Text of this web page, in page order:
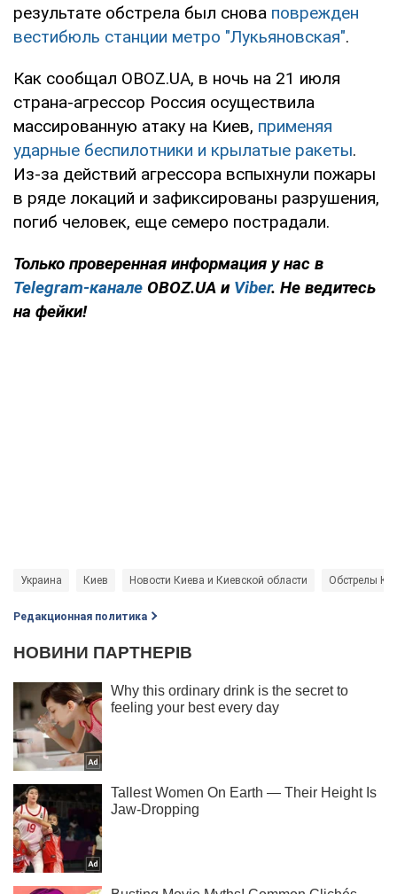
результате обстрела был снова поврежден
вестибюль станции метро "Лукьяновская".
Как сообщал OBOZ.UA, в ночь на 21 июля
страна-агрессор Россия осуществила
массированную атаку на Киев, применяя
ударные беспилотники и крылатые ракеты.
Из-за действий агрессора вспыхнули пожары
в ряде локаций и зафиксированы разрушения,
погиб человек, еще семеро пострадали.
Только проверенная информация у нас в
Telegram-канале OBOZ.UA и Viber. Не ведитесь
на фейки!
Украина Киев Новости Киева и Киевской области Обстрелы
Редакционная политика